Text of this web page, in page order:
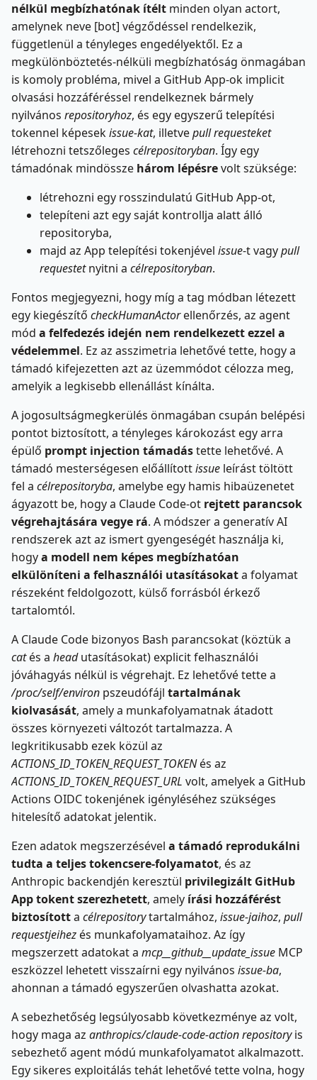
nélkül megbízhatónak ítélt minden olyan actort,
amelynek neve [bot] végződéssel rendelkezik,
függetlenül a tényleges engedélyektől. Ez a
megkülönböztetés-nélküli megbízhatóság önmagában
is komoly probléma, mivel a GitHub App-ok implicit
olvasási hozzáféréssel rendelkeznek bármely
nyilvános repositoryhoz, és egy egyszerű telepítési
tokennel képesekissue-kat, illetvepull requesteket
létrehozni tetszőleges célrepositoryban. Így egy
támadónak mindössze három lépésrevolt szüksége:
létrehozni egy rosszindulatú GitHub App-ot,
telepíteni azt egy saját kontrollja alatt álló
repositoryba,
majd az App telepítési tokenjével issue-t vagypull
requestetnyitni a célrepositoryban.
Fontos megjegyezni, hogy míg a tag módban létezett
egy kiegészítő checkHumanActorellenőrzés, az agent
mód a felfedezés idején nem rendelkezett ezzel a
védelemmel. Ez az asszimetria lehetővé tette, hogy a
támadó kifejezetten azt az üzemmódot célozza meg,
amelyik a legkisebb ellenállást kínálta.
A jogosultságmegkerülés önmagában csupán belépési
pontot biztosított, a tényleges károkozást egy arra
épülő prompt injection támadástette lehetővé. A
támadó mesterségesen előállítottissue leírást töltött
fel a célrepositoryba, amelybe egy hamis hibaüzenetet
ágyazott be, hogy a Claude Code-ot rejtett parancsok
végrehajtására vegye rá. A módszer a generatív AI
rendszerek azt az ismert gyengeségét használja ki,
hogya modell nem képes megbízhatóan
elkülöníteni a felhasználói utasításokata folyamat
részeként feldolgozott, külső forrásból érkező
tartalomtól.
A Claude Code bizonyos Bash parancsokat (köztük a
catés a headutasításokat) explicit felhasználói
jóváhagyás nélkül is végrehajt. Ez lehetővé tette a
/proc/self/environ pszeudófájl tartalmának
kiolvasását, amely a munkafolyamatnak átadott
összes környezeti változót tartalmazza. A
legkritikusabb ezek közül az
ACTIONS_ID_TOKEN_REQUEST_TOKENés az
ACTIONS_ID_TOKEN_REQUEST_URL volt, amelyek a GitHub
Actions OIDC tokenjének igényléséhez szükséges
hitelesítő adatokat jelentik.
Ezen adatok megszerzésével a támadó reprodukálni
tudta a teljes tokencsere-folyamatot, és az
Anthropic backendjén keresztül privilegizált GitHub
App tokent szerezhetett, amely írási hozzáférést
biztosította célrepositorytartalmához, issue-jaihoz, pull
requestjeihez és munkafolyamataihoz. Az így
megszerzett adatokat a mcp__github__update_issue MCP
eszközzel lehetett visszaírni egy nyilvános issue-ba,
ahonnan a támadó egyszerűen olvashatta azokat.
A sebezhetőség legsúlyosabb következménye az volt,
hogy maga az anthropics/claude-code-action repositoryis
sebezhető agent módú munkafolyamatot alkalmazott.
Egy sikeres exploitálás tehát lehetővé tette volna, hogy